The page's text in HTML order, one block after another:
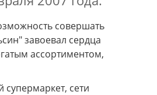
совершать
завоевал сердца
ассортиментом,
сети